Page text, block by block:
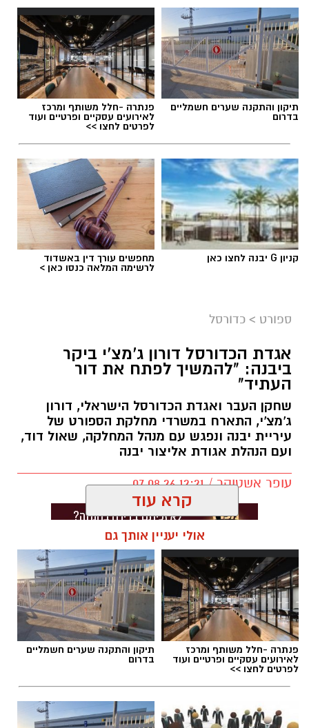
תיקון והתקנה שערים חשמליים
בדרום
פנתרה -חלל משותף ומרכז
לאירועים עסקיים ופרטיים ועוד
לפרטים לחצו >>
קניון G יבנה לחצו כאן מחפשים עורך דין באשדוד
לרשימה המלאה כנסו כאן >
ספורט > כדורסל
אגדת הכדורסל דורון ג'מצ'י ביקר
ביבנה: "להמשיך לפתח את דור
העתיד"
שחקן העבר ואגדת הכדורסל הישראלי, דורון
ג'מצ'י, התארח במשרדי מחלקת הספורט של
עיריית יבנה ונפגש עם מנהל המחלקה, שאול דוד,
ועם הנהלת אגודת אליצור יבנה
עופר אשטוקר / 12:21 07.08.26
תגים:אליצור יבנה, דורון ג'מצ'י ביבנה
קרא עוד
אולי יעניין אותך גם
פנתרה -חלל משותף ומרכז
לאירועים עסקיים ופרטיים ועוד
לפרטים לחצו >>
תיקון והתקנה שערים חשמליים
בדרום